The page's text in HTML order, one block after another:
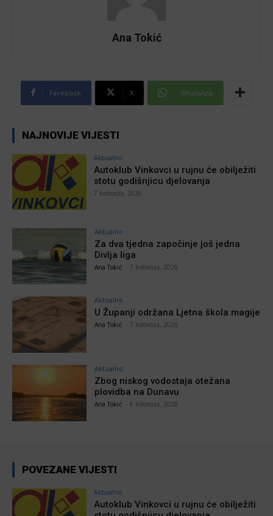
Ana Tokić
Facebook X WhatsApp
NAJNOVIJE VIJESTI
Aktualno
Autoklub Vinkovci u rujnu će obilježiti
stotu godišnjicu djelovanja
7 kolovoza, 2026
Aktualno
Za dva tjedna započinje još jedna
Divlja liga
Ana Tokić 7 kolovoza, 2026
Aktualno
U Županji održana Ljetna škola magije
Ana Tokić 7 kolovoza, 2026
Aktualno
Zbog niskog vodostaja otežana
plovidba na Dunavu
Ana Tokić 6 kolovoza, 2026
POVEZANE VIJESTI
Aktualno
Autoklub Vinkovci u rujnu će obilježiti